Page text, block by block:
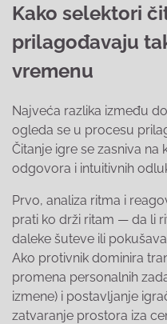
Kako selektori
prilagođavaju
vremenu
Najveća razlika između
ogleda se u procesu
Čitanje igre se zasniva
odgovora i intuitivnih
Prvo, analiza ritma i
prati ko drži ritam — da li
daleke šuteve ili
Ako protivnik dominira
promena personalnih
izmene) i postavljanje
zatvaranje prostora iza